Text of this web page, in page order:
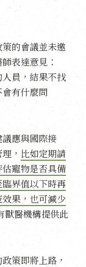
的會議並未邀
表達意見：
人員，結果不找
有什麼問
應與國際接
， 比如定期請
寵物是否具備
界值以下時再
果，也可減少
獸醫機構提供此
策即將上路，